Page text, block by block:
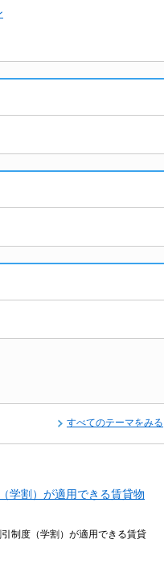
すべてのテーマをみる
学割）が適用できる賃貸物
制度（学割）が適用できる賃貸